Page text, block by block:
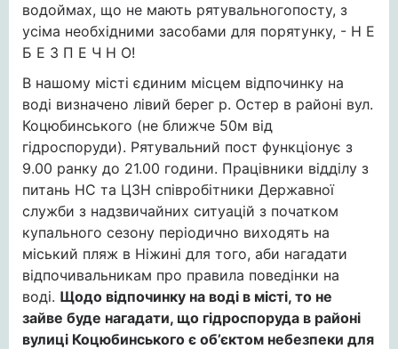
водоймах, що не мають рятувальногопосту, з
усіма необхідними засобами для порятунку, - Н Е
Б Е З П Е Ч Н О!
В нашому місті єдиним місцем відпочинку на
воді визначено лівий берег р. Остер в районі вул.
Коцюбинського (не ближче 50м від
гідроспоруди). Рятувальний пост функціонує з
9.00 ранку до 21.00 години. Працівники відділу з
питань НС та ЦЗН співробітники Державної
служби з надзвичайних ситуацій з початком
купального сезону періодично виходять на
міський пляж в Ніжині для того, аби нагадати
відпочивальникам про правила поведінки на
воді. Щодо відпочинку на воді в місті, то не
зайве буде нагадати, що гідроспоруда в районі
вулиці Коцюбинського є об’єктом небезпеки для